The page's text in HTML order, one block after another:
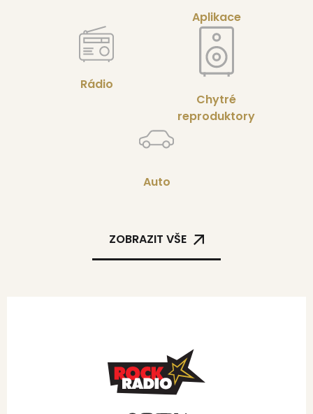
Aplikace
Rádio
Chytré
reproduktory
Auto
ZOBRAZIT VŠE